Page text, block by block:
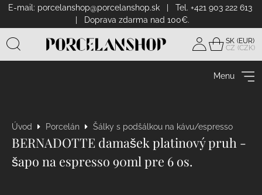
E-mail: porcelanshop@porcelanshop.sk| Tel. +421 903 222 613
| Doprava zdarma nad 100€.
Prihlásiť
SK
CZ
Menu
Úvod Porcelán Šálky s podšálkou na kávu/espresso
BERNADOTTE damašek platinový pruh -
šapo na espresso 90ml pre 6 os.